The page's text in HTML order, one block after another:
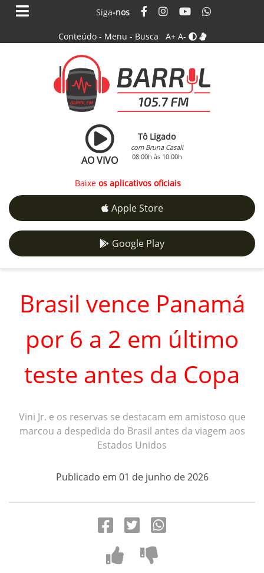
Siga-nos
Conteúdo - Menu - Busca A+ A-
AO VIVO
Tô Ligado
com Bruna Casali
08:00h às 10:00h
Baixe os aplicativos oficiais
Apple Store
Google Play
Brasil vence Panamá
por 6 a 2 em último
teste antes da Copa
Vini Jr. e os reservas se destacam em amistoso que
marcou a despedida do Brasil antes da viagem aos
Estados Unidos
Publicado em 01 de junho de 2026